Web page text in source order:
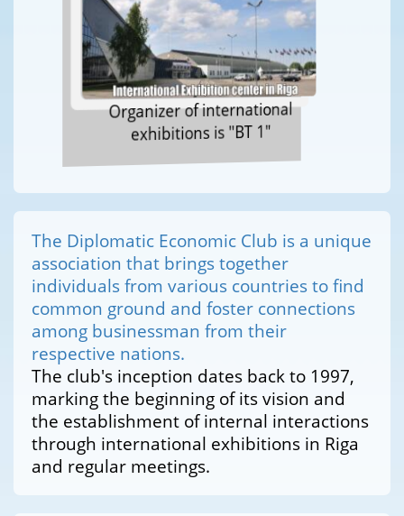
Organizer of international
exhibitions is "BT 1"
The Diplomatic Economic Club is a unique
association that brings together
individuals from various countries to find
common ground and foster connections
among businessman from their
respective nations.
The club's inception dates back to 1997,
marking the beginning of its vision and
the establishment of internal interactions
through international exhibitions in Riga
and regular meetings.